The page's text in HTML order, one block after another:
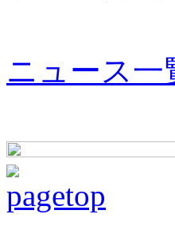
ニュース一